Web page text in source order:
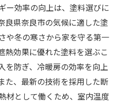
ー効率の向上は、塗料選びに
良県奈良市の気候に適した塗
や冬の寒さから家を守る第一
熱効果に優れた塗料を選ぶこ
を防ぎ、冷暖房の効率を向上
た、最新の技術を採用した断
材として働くため、室内温度